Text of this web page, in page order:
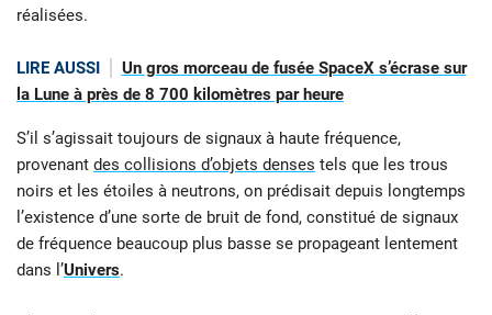
réalisées.
LIRE AUSSI
Un gros morceau de fusée SpaceX s’écrase sur
la Lune à près de 8 700 kilomètres par heure
S’il s’agissait toujours de signaux à haute fréquence,
provenant des collisions d’objets denses tels que les trous
noirs et les étoiles à neutrons, on prédisait depuis longtemps
l’existence d’une sorte de bruit de fond, constitué de signaux
de fréquence beaucoup plus basse se propageant lentement
dans l’Univers.